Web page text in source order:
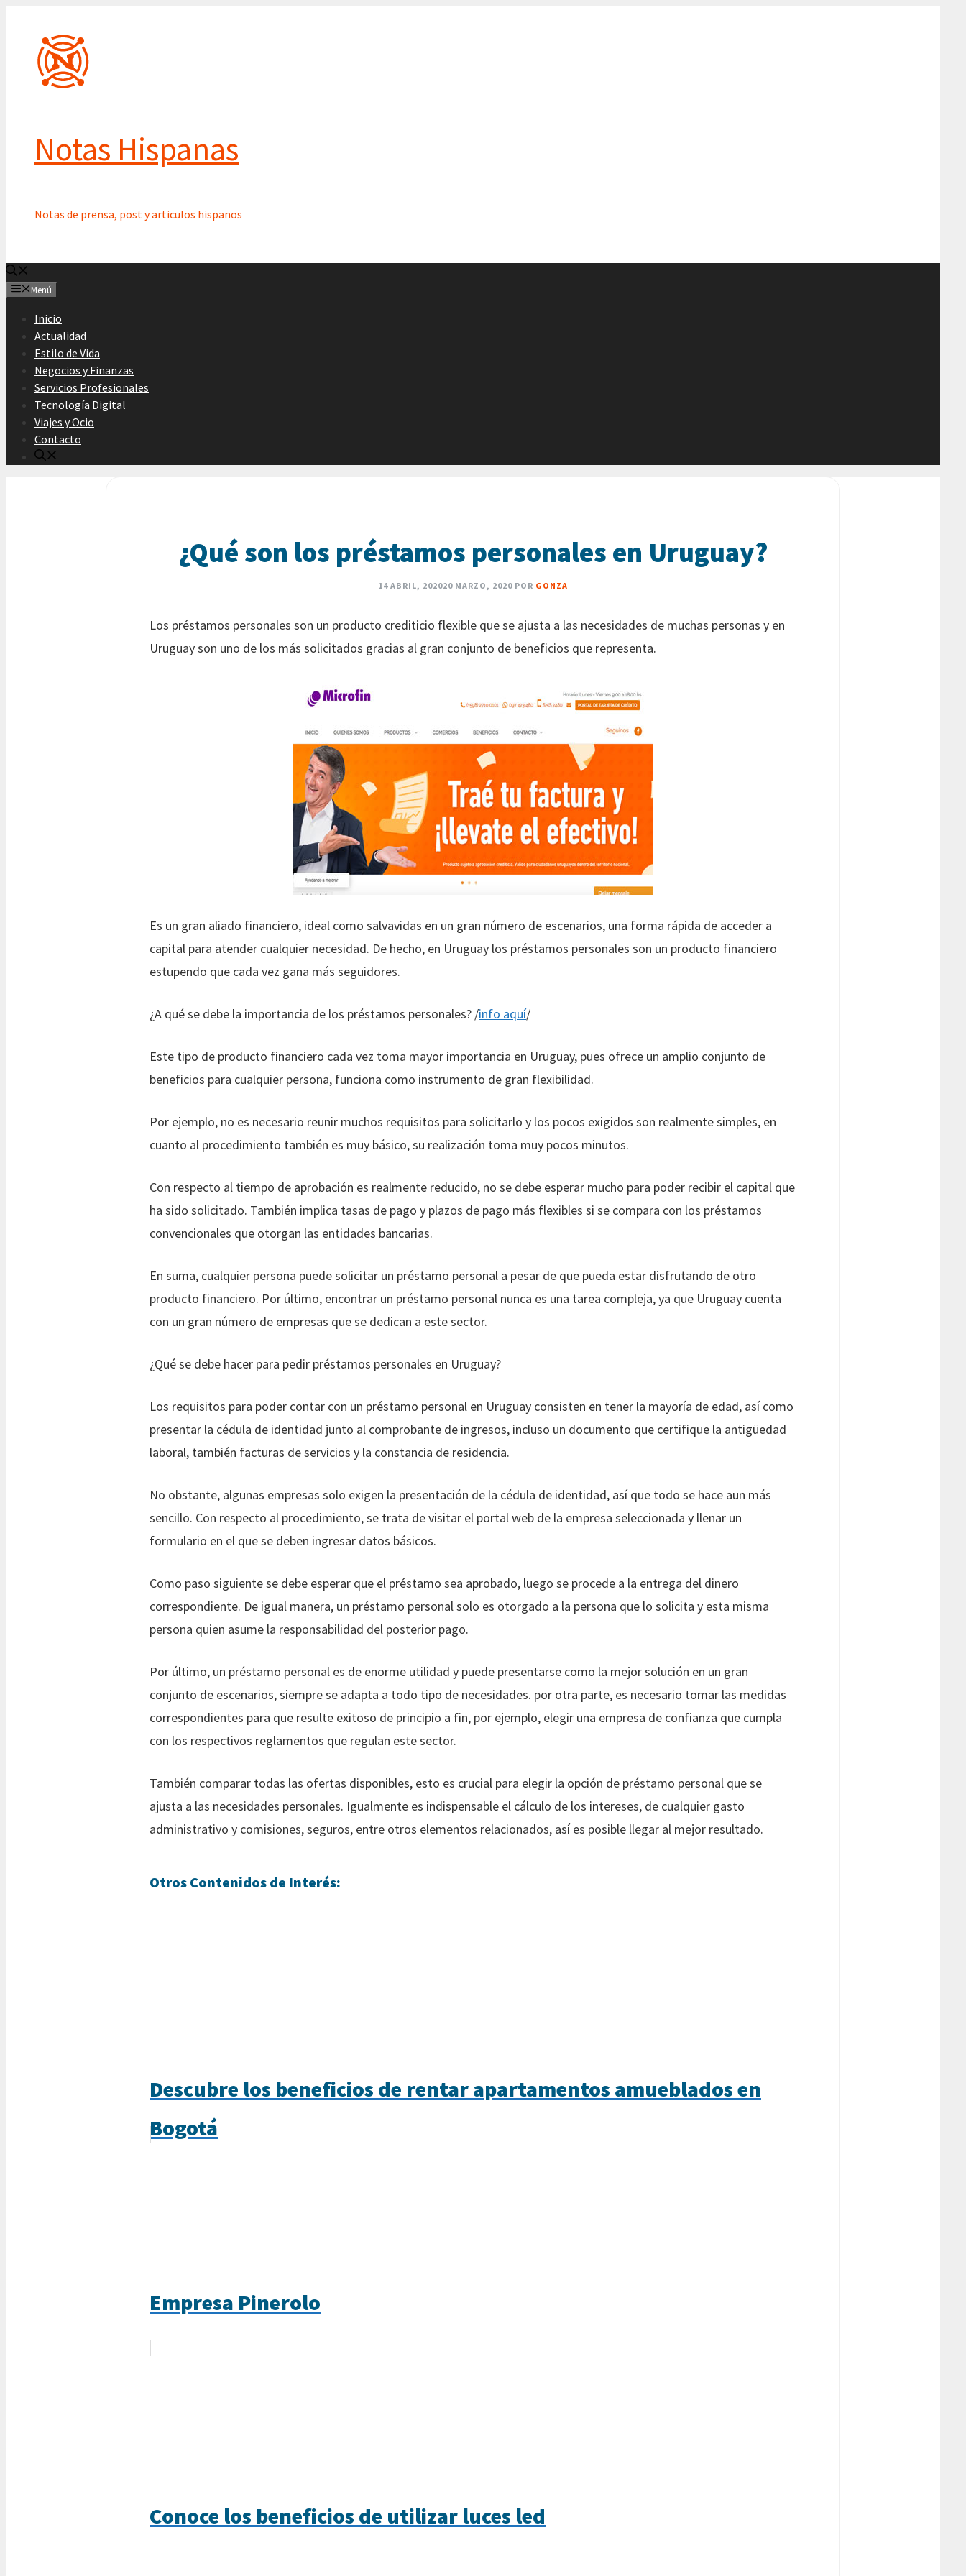
contenido
Notas Hispanas
Notas de prensa, post y articulos hispanos
Menú
Inicio
Actualidad
Estilo de Vida
Negocios y Finanzas
Servicios Profesionales
Tecnología Digital
Viajes y Ocio
Contacto
¿Qué son los préstamos personales en Uruguay?
14 ABRIL, 202020 MARZO, 2020 POR GONZA
Los préstamos personales son un producto crediticio flexible que se ajusta a las necesidades de muchas personas y en
Uruguay son uno de los más solicitados gracias al gran conjunto de beneficios que representa.
Es un gran aliado financiero, ideal como salvavidas en un gran número de escenarios, una forma rápida de acceder a
capital para atender cualquier necesidad. De hecho, en Uruguay los préstamos personales son un producto financiero
estupendo que cada vez gana más seguidores.
¿A qué se debe la importancia de los préstamos personales? /info aquí/
Este tipo de producto financiero cada vez toma mayor importancia en Uruguay, pues ofrece un amplio conjunto de
beneficios para cualquier persona, funciona como instrumento de gran flexibilidad.
Por ejemplo, no es necesario reunir muchos requisitos para solicitarlo y los pocos exigidos son realmente simples, en
cuanto al procedimiento también es muy básico, su realización toma muy pocos minutos.
Con respecto al tiempo de aprobación es realmente reducido, no se debe esperar mucho para poder recibir el capital que
ha sido solicitado. También implica tasas de pago y plazos de pago más flexibles si se compara con los préstamos
convencionales que otorgan las entidades bancarias.
En suma, cualquier persona puede solicitar un préstamo personal a pesar de que pueda estar disfrutando de otro
producto financiero. Por último, encontrar un préstamo personal nunca es una tarea compleja, ya que Uruguay cuenta
con un gran número de empresas que se dedican a este sector.
¿Qué se debe hacer para pedir préstamos personales en Uruguay?
Los requisitos para poder contar con un préstamo personal en Uruguay consisten en tener la mayoría de edad, así como
presentar la cédula de identidad junto al comprobante de ingresos, incluso un documento que certifique la antigüedad
laboral, también facturas de servicios y la constancia de residencia.
No obstante, algunas empresas solo exigen la presentación de la cédula de identidad, así que todo se hace aun más
sencillo. Con respecto al procedimiento, se trata de visitar el portal web de la empresa seleccionada y llenar un
formulario en el que se deben ingresar datos básicos.
Como paso siguiente se debe esperar que el préstamo sea aprobado, luego se procede a la entrega del dinero
correspondiente. De igual manera, un préstamo personal solo es otorgado a la persona que lo solicita y esta misma
persona quien asume la responsabilidad del posterior pago.
Por último, un préstamo personal es de enorme utilidad y puede presentarse como la mejor solución en un gran
conjunto de escenarios, siempre se adapta a todo tipo de necesidades. por otra parte, es necesario tomar las medidas
correspondientes para que resulte exitoso de principio a fin, por ejemplo, elegir una empresa de confianza que cumpla
con los respectivos reglamentos que regulan este sector.
También comparar todas las ofertas disponibles, esto es crucial para elegir la opción de préstamo personal que se
ajusta a las necesidades personales. Igualmente es indispensable el cálculo de los intereses, de cualquier gasto
administrativo y comisiones, seguros, entre otros elementos relacionados, así es posible llegar al mejor resultado.
Otros Contenidos de Interés:
Descubre los beneficios de rentar apartamentos amueblados en
Bogotá
Empresa Pinerolo
Conoce los beneficios de utilizar luces led